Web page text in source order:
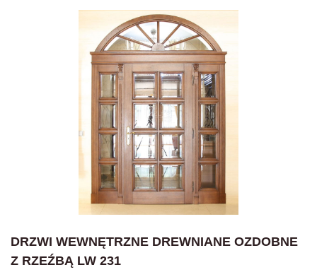
DRZWI WEWNĘTRZNE DREWNIANE OZDOBNE
Z RZEŹBĄ LW 231